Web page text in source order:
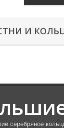
И
серебряное